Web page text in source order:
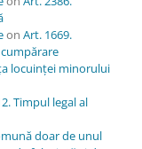
on Art. 1669.
locuinței minorului
Timpul legal al
doar de unul